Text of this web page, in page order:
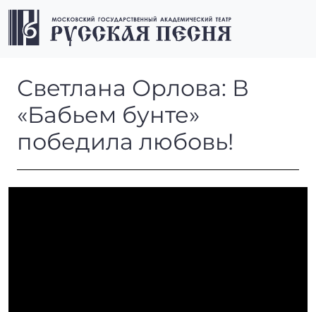
Перейти к содержимому
Перейти к футеру
Светлана Орлова: В
Светлана Орлова: В
«Бабьем бунте»
победила любовь!